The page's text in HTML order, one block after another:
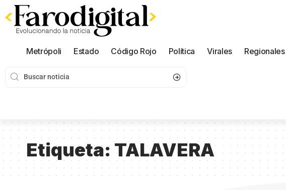
Metrópoli Estado Código Rojo Política Virales Regionales
Etiqueta: TALAVERA